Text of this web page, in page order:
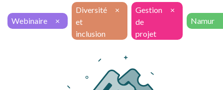
Webinaire ×
Diversité
et
inclusion
×
Gestion
de
projet
×
Namur